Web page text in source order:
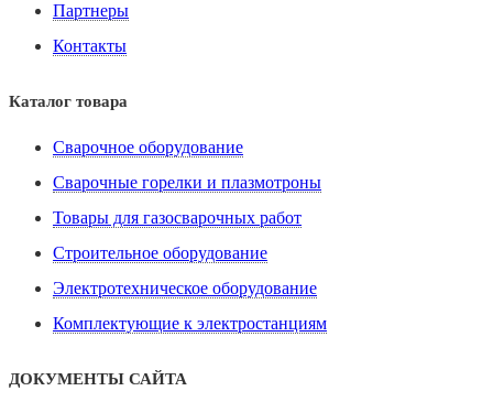
Партнеры
Контакты
Каталог товара
Сварочное оборудование
Сварочные горелки и плазмотроны
Товары для газосварочных работ
Строительное оборудование
Электротехническое оборудование
Комплектующие к электростанциям
ДОКУМЕНТЫ САЙТА